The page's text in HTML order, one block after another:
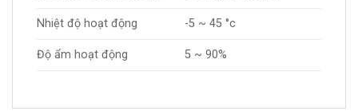
Nhiệt độ hoạt động -5 ~ 45 °c
Độ ẩm hoạt động 5 ~ 90%